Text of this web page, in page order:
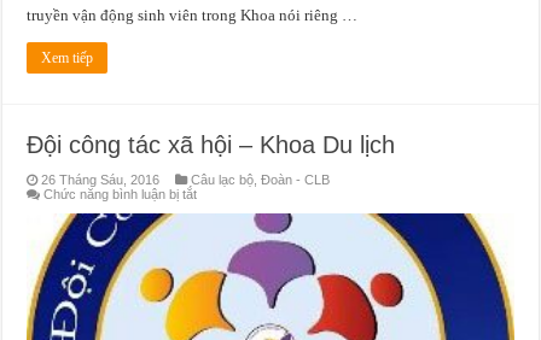
truyền vận động sinh viên trong Khoa nói riêng …
Xem tiếp
Đội công tác xã hội – Khoa Du lịch
26 Tháng Sáu, 2016 Câu lạc bộ ,Đoàn - CLB
Chức năng bình luận bị tắtở
hội
–
Khoa
lịch